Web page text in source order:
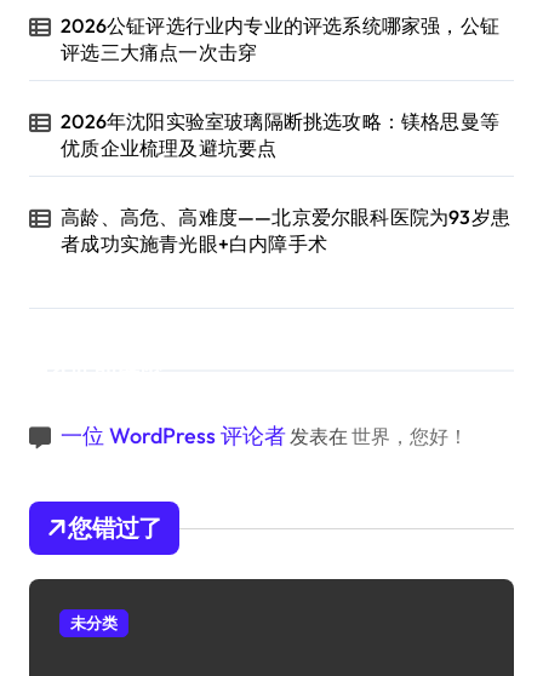
2026公钲评选行业内专业的评选系统哪家强，公钲
评选三大痛点一次击穿
2026年沈阳实验室玻璃隔断挑选攻略：镁格思曼等
优质企业梳理及避坑要点
高龄、高危、高难度——北京爱尔眼科医院为93岁患
者成功实施青光眼+白内障手术
一位 WordPress 评论者发表在 世界，您好！
您错过了
未分类